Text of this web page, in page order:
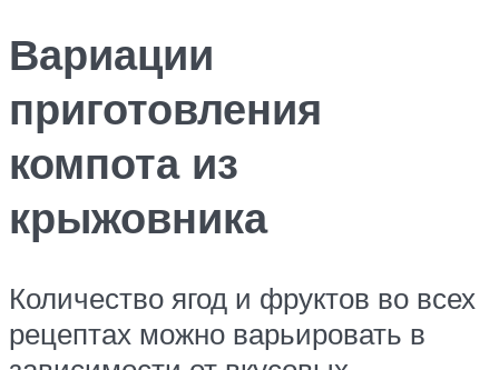
Вариации
приготовления
компота из
крыжовника
Количество ягод и фруктов во всех
рецептах можно варьировать в